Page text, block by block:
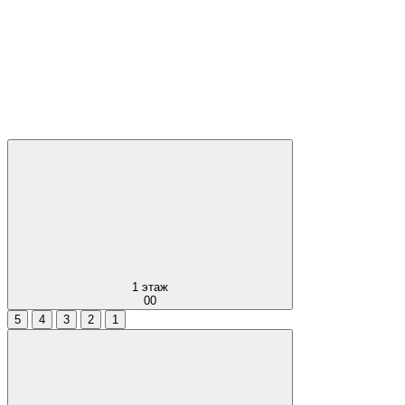
1 этаж
00
5
4 3 2 1